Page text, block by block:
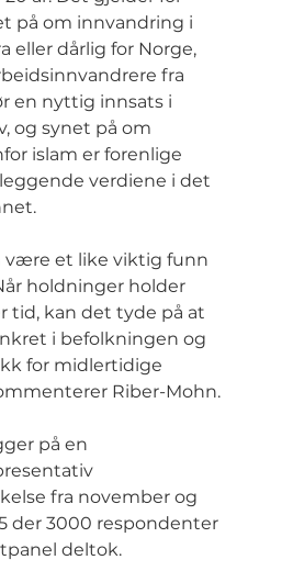
på om innvandring i
eller dårlig for Norge,
fra
en nyttig innsats i
og synet på om
islam er forenlige
verdiene i det
være et like viktig funn
holdninger holder
tid, kan det tyde på at
i befolkningen og
for midlertidige
Riber-Mohn.
på en
fra november og
der 3000 respondenter
deltok.